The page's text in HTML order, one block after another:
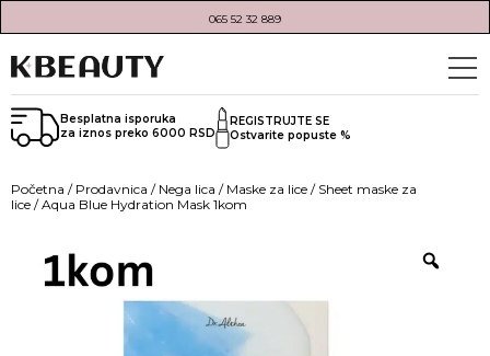
065 52 32 889
Besplatna isporuka
za iznos preko 6000 RSD
REGISTRUJTE SE
Ostvarite popuste %
Početna / Prodavnica / Nega lica / Maske za lice / Sheet maske za
lice / Aqua Blue Hydration Mask 1kom